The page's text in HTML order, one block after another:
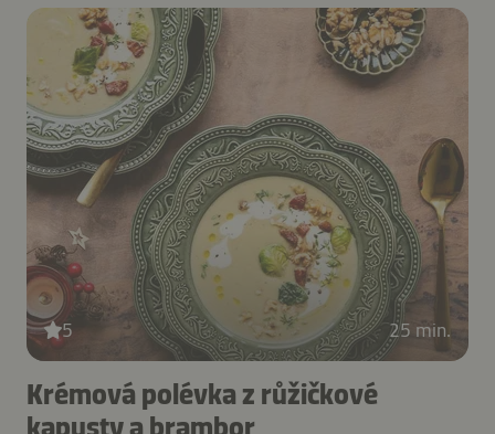
5 25 min.
Krémová polévka z růžičkové